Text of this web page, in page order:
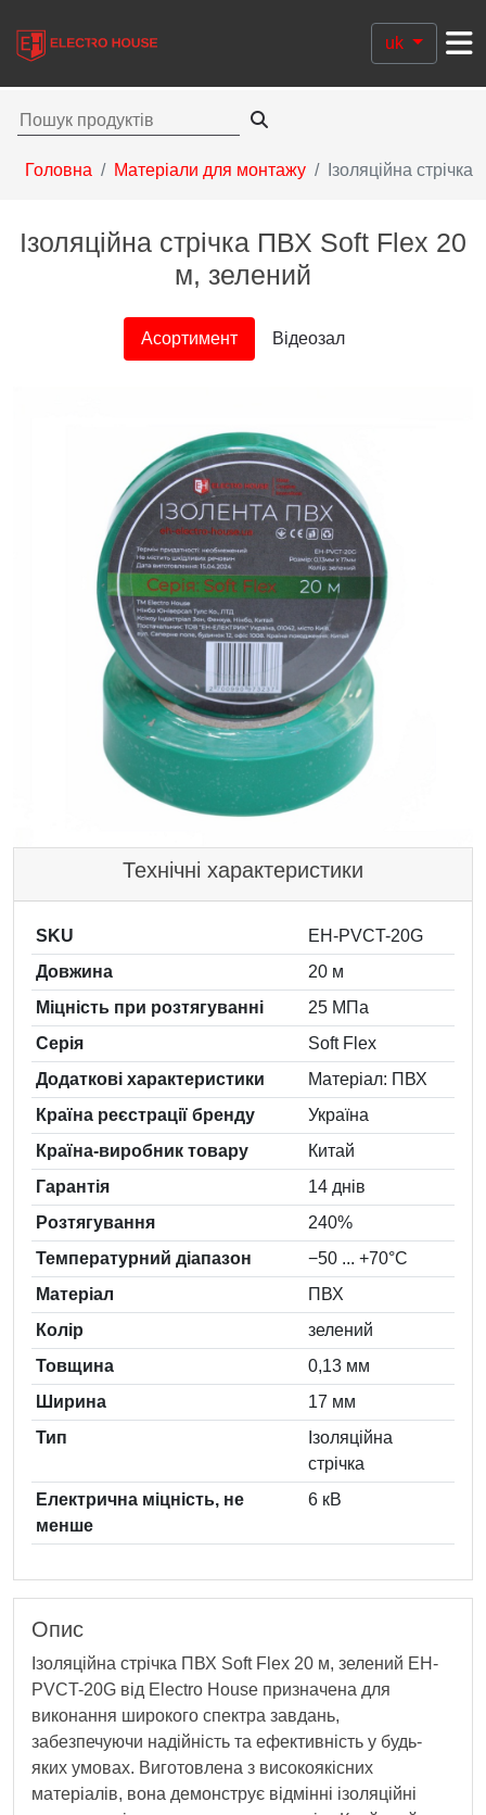
uk
Головна Матеріали для монтажу Ізоляційна стрічка
Ізоляційна стрічка ПВХ Soft Flex 20
м, зелений
Асортимент Відеозал
Технічні характеристики
SKU
EH-PVCT-20G
Довжина
20 м
Міцність при розтягуванні
25 МПа
Серія
Soft Flex
Додаткові характеристики
Матеріал: ПВХ
Країна реєстрації бренду
Україна
Країна-виробник товару
Китай
Гарантія
14 днів
Розтягування
240%
Температурний діапазон
−50 ... +70°C
Матеріал
ПВХ
Колiр
зелений
Товщина
0,13 мм
Ширина
17 мм
Тип
Ізоляційна
стрічка
Електрична міцність, не
менше
6 кВ
Опис
Ізоляційна стрічка ПВХ Soft Flex 20 м, зелений EH-
PVCT-20G від Electro House призначена для
виконання широкого спектра завдань,
забезпечуючи надійність та ефективність у будь-
яких умовах. Виготовлена з високоякісних
матеріалів, вона демонструє відмінні ізоляційні